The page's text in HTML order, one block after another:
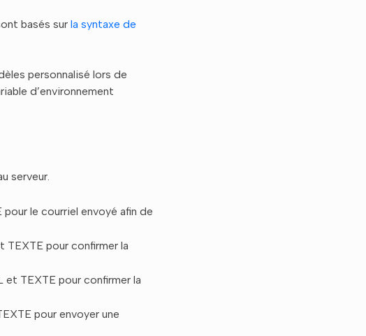
basés sur la syntaxe de
personnalisé lors de
d’environnement
serveur.
le courriel envoyé afin de
TEXTE pour confirmer la
et TEXTE pour confirmer la
pour envoyer une